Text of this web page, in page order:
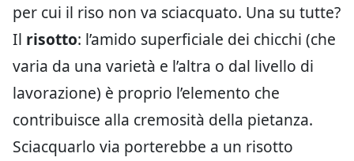
per cui il riso non va sciacquato. Una su tutte?
Il risotto: l’amido superficiale dei chicchi (che
varia da una varietà e l’altra o dal livello di
lavorazione) è proprio l’elemento che
contribuisce alla cremosità della pietanza.
Sciacquarlo via porterebbe a un risotto